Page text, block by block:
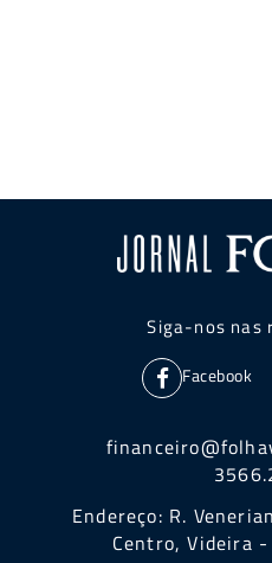
Siga-nos nas
Facebook
Endereço: R.
Centro, Videira